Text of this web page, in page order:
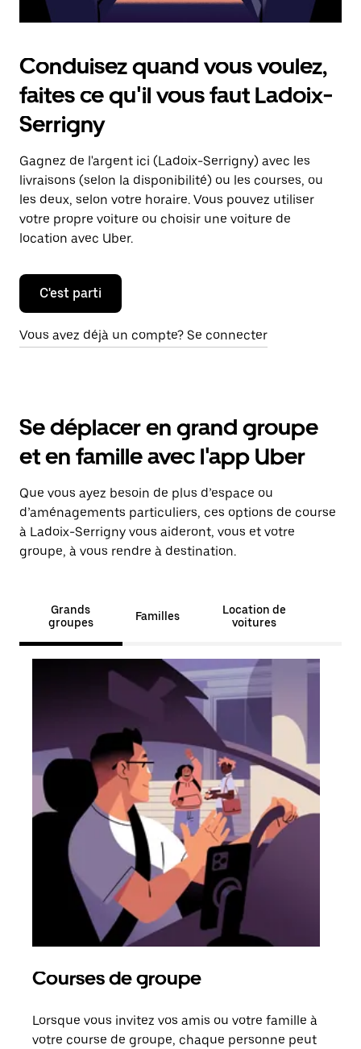
Conduisez quand vous voulez,
faites ce qu'il vous faut Ladoix-
Serrigny
Gagnez de l'argent ici (Ladoix-Serrigny) avec les
livraisons (selon la disponibilité) ou les courses, ou
les deux, selon votre horaire. Vous pouvez utiliser
votre propre voiture ou choisir une voiture de
location avec Uber.
C'est parti
Vous avez déjà un compte? Se connecter
Se déplacer en grand groupe
et en famille avec l'app Uber
Que vous ayez besoin de plus d’espace ou
d’aménagements particuliers, ces options de course
à Ladoix-Serrigny vous aideront, vous et votre
groupe, à vous rendre à destination.
Grands
groupes
Familles
Location de
voitures
Courses de groupe
Lorsque vous invitez vos amis ou votre famille à
votre course de groupe, chaque personne peut